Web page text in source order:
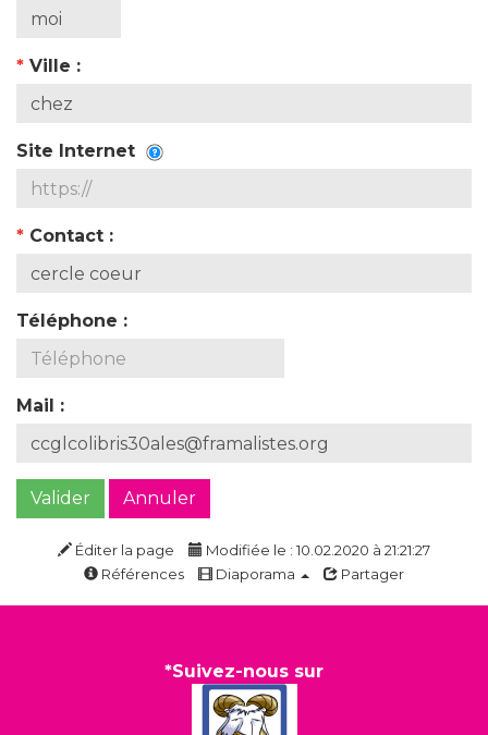
* Ville :
Site Internet
* Contact :
Téléphone :
Mail :
Valider Annuler
Éditer la page
Modifiée le : 10.02.2020 à 21:21:27
Références
Diaporama Partager
*Suivez-nous sur